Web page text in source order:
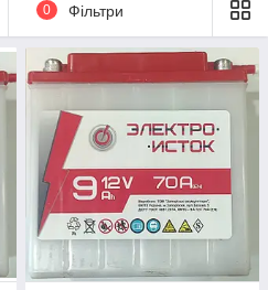
0 Фільтри